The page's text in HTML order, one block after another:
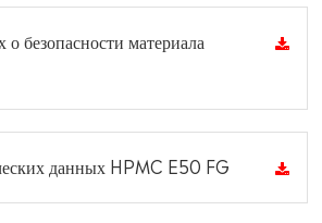
безопасности материала
данных HPMC E50 FG